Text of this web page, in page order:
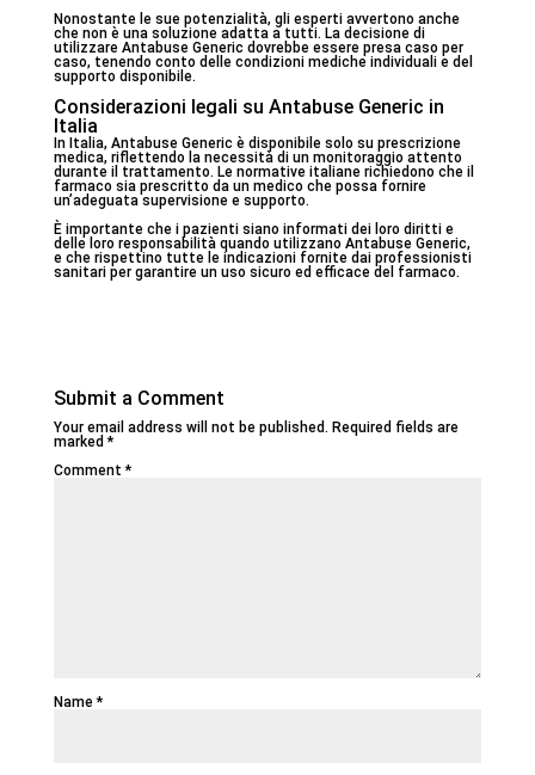
Nonostante le sue potenzialità, gli esperti avvertono anche
che non è una soluzione adatta a tutti. La decisione di
utilizzare Antabuse Generic dovrebbe essere presa caso per
caso, tenendo conto delle condizioni mediche individuali e del
supporto disponibile.
Considerazioni legali su Antabuse Generic in
Italia
In Italia, Antabuse Generic è disponibile solo su prescrizione
medica, riflettendo la necessità di un monitoraggio attento
durante il trattamento. Le normative italiane richiedono che il
farmaco sia prescritto da un medico che possa fornire
un’adeguata supervisione e supporto.
È importante che i pazienti siano informati dei loro diritti e
delle loro responsabilità quando utilizzano Antabuse Generic,
e che rispettino tutte le indicazioni fornite dai professionisti
sanitari per garantire un uso sicuro ed efficace del farmaco.
Submit a Comment
Your email address will not be published. Required fields are
marked*
Comment*
Name*